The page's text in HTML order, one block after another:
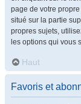
page de votre
situé sur la partie
propres sujets,
les options qui vous
Haut
Favoris et